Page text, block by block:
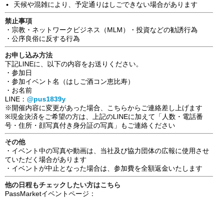
天候や混雑により、予定通りはしごできない場合があります
禁止事項
・宗教・ネットワークビジネス（MLM）・投資などの勧誘行為
・公序良俗に反する行為
お申し込み方法
下記LINEに、以下の内容をお送りください。
・参加日
・参加イベント名（はしご酒コン恵比寿）
・お名前
LINE： @pus1839y
※開催内容に変更があった場合、こちらからご連絡差し上げます
※現金決済をご希望の方は、上記のLINEに加えて「人数・電話番
号・住所・顔写真付き身分証の写真」もご連絡ください
その他
・イベント中の写真や動画は、当社及び協力団体の広報に使用させ
ていただく場合があります
・イベントが中止となった場合は、参加費を全額返金いたします
他の日程もチェックしたい方はこちら
PassMarketイベントページ：